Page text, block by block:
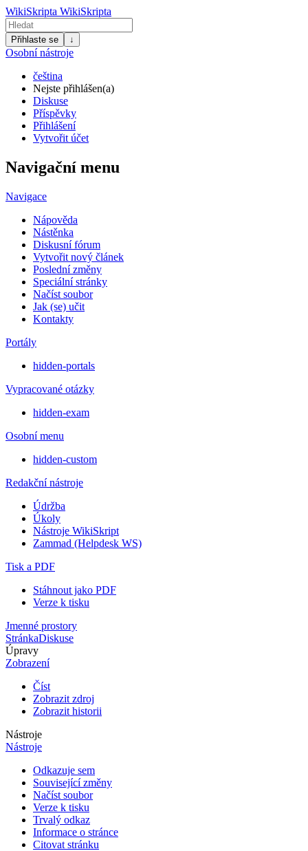
WikiSkripta WikiSkripta
Přihlaste se ↓
Osobní nástroje
čeština
Nejste přihlášen(a)
Diskuse
Příspěvky
Přihlášení
Vytvořit účet
Navigační menu
Navigace
Nápověda
Nástěnka
Diskusní fórum
Vytvořit nový článek
Poslední změny
Speciální stránky
Načíst soubor
Jak (se) učit
Kontakty
Portály
hidden-portals
Vypracované otázky
hidden-exam
Osobní menu
hidden-custom
Redakční nástroje
Údržba
Úkoly
Nástroje WikiSkript
Zammad (Helpdesk WS)
Tisk a PDF
Stáhnout jako PDF
Verze k tisku
Jmenné prostory
StránkaDiskuse
Úpravy
Zobrazení
Číst
Zobrazit zdroj
Zobrazit historii
Nástroje
Nástroje
Odkazuje sem
Související změny
Načíst soubor
Verze k tisku
Trvalý odkaz
Informace o stránce
Citovat stránku